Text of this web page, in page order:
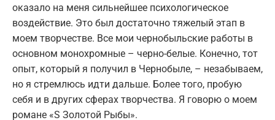
оказало на меня сильнейшее психологическое
воздействие. Это был достаточно тяжелый этап в
моем творчестве. Все мои чернобыльские работы в
основном монохромные – черно-белые. Конечно, тот
опыт, который я получил в Чернобыле, – незабываем,
но я стремлюсь идти дальше. Более того, пробую
себя и в других сферах творчества. Я говорю о моем
романе «S Золотой Рыбы».